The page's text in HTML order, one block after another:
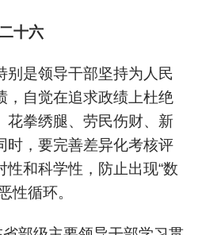
十六
是领导干部坚持为人民
，自觉在追求政绩上杜绝
花拳绣腿、劳民伤财、新
时，要完善差异化考核评
和科学性，防止出现“数
性循环。